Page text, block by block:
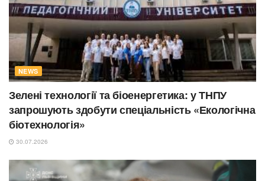
NEWS
Зелені технології та біоенергетика: у ТНПУ
запрошують здобути спеціальність «Екологічна
біотехнологія»
30.07.2026